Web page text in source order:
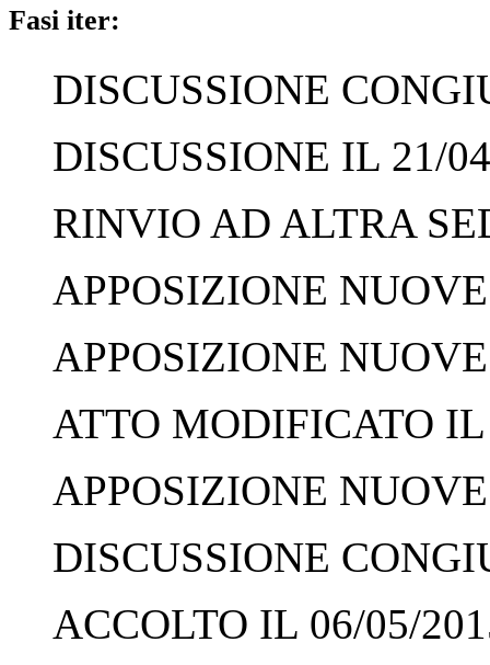
Fasi iter:
DISCUSSIONE
DISCUSSIONE IL 21/
RINVIO AD ALTRA
APPOSIZIONE
APPOSIZIONE
ATTO MODIFICATO
APPOSIZIONE
DISCUSSIONE
ACCOLTO IL 06/05/